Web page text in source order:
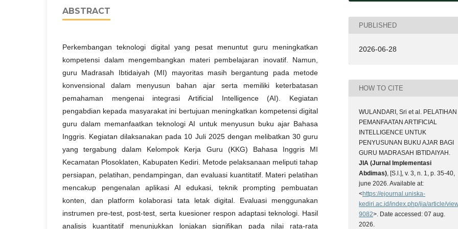
ABSTRACT
Perkembangan teknologi digital yang pesat menuntut guru meningkatkan
kompetensi dalam mengembangkan materi pembelajaran inovatif. Namun,
guru Madrasah Ibtidaiyah (MI) mayoritas masih bergantung pada metode
konvensional dalam menyusun bahan ajar serta memiliki keterbatasan
pemahaman mengenai integrasi Artificial Intelligence (AI). Kegiatan
pengabdian kepada masyarakat ini bertujuan meningkatkan kompetensi digital
guru dalam memanfaatkan teknologi AI untuk menyusun buku ajar Bahasa
Inggris. Kegiatan dilaksanakan pada 10 Juli 2025 dengan melibatkan 30 guru
yang tergabung dalam Kelompok Kerja Guru (KKG) Bahasa Inggris MI
Kecamatan Plosoklaten, Kabupaten Kediri. Metode pelaksanaan meliputi tahap
persiapan, pelatihan, pendampingan, dan evaluasi kuantitatif. Materi pelatihan
mencakup pengenalan aplikasi AI edukasi, teknik prompting pembuatan
konten, dan platform kolaborasi tata letak digital. Evaluasi menggunakan
instrumen pre-test, post-test, serta kuesioner respon adaptasi teknologi. Hasil
analisis kuantitatif menunjukkan lonjakan signifikan pada nilai rata-rata
PUBLISHED
2026-06-28
HOW TO CITE
WULANDARI, Sri et al. PELATIHAN
PEMANFAATAN ARTIFICIAL
INTELLIGENCE UNTUK
PENYUSUNAN BUKU AJAR BAGI
GURU MADRASAH IBTIDAIYAH.
JIA (Jurnal Implementasi
Abdimas), [S.l.], v. 3, n. 1, p. 35-40,
june 2026. Available at:
<https://ejournal.uniska-
kediri.ac.id/index.php/jia/article/
9082>. Date accessed: 07 aug.
2026.